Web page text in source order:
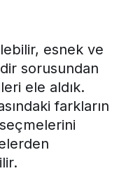
esnek ve
sorusundan
ele aldık.
farkların